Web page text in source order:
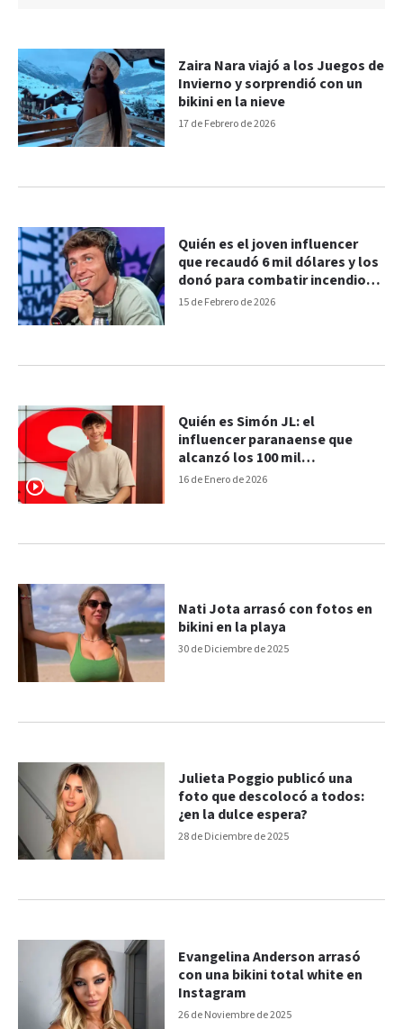
17 de Febrero de 2026
Zaira Nara viajó a los Juegos de
Invierno y sorprendió con un
bikini en la nieve
15 de Febrero de 2026
Quién es el joven influencer
que recaudó 6 mil dólares y los
donó para combatir incendios
en la Patagonia
16 de Enero de 2026
Quién es Simón JL: el
influencer paranaense que
alcanzó los 100 mil
suscriptores en YouTube
30 de Diciembre de 2025
Nati Jota arrasó con fotos en
bikini en la playa
28 de Diciembre de 2025
Julieta Poggio publicó una
foto que descolocó a todos:
¿en la dulce espera?
26 de Noviembre de 2025
Evangelina Anderson arrasó
con una bikini total white en
Instagram